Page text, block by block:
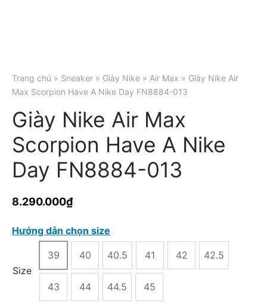
Trang chủ » Sneaker » Giày Nike » Air Max » Giày Nike Air
Max Scorpion Have A Nike Day FN8884-013
Giày Nike Air Max
Scorpion Have A Nike
Day FN8884-013
8.290.000₫
Hướng dẫn chọn size
Size
39 40 40.5 41 42 42.5
43 44 44.5 45